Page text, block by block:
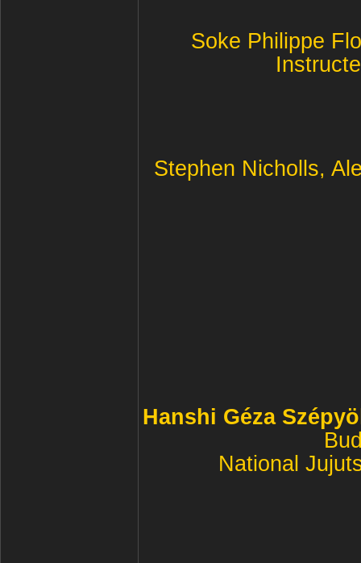
Soke Philippe
Stephen Nicholls,
Hanshi Géza
National